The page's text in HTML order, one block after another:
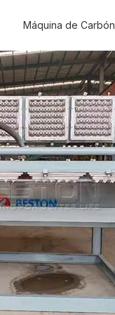
Máquina de Carbón